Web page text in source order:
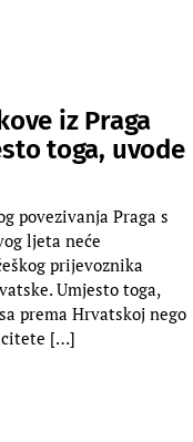
iz Praga
toga, uvode
povezivanja Praga s
ljeta neće
prijevoznika
Umjesto toga,
prema Hrvatskoj nego
[…]